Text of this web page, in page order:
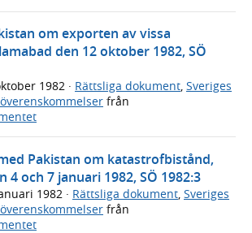
om exporten av vissa
den 12 oktober 1982, SÖ
1982 · Rättsliga dokument, Sveriges
från
Pakistan om katastrofbistånd,
4 och 7 januari 1982, SÖ 1982:3
1982 · Rättsliga dokument Sveriges
från